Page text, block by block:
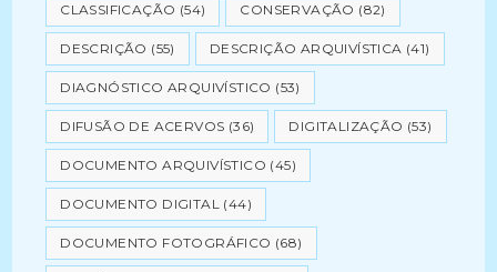
CLASSIFICAÇÃO (54) CONSERVAÇÃO (82)
DESCRIÇÃO (55) DESCRIÇÃO ARQUIVÍSTICA (41)
DIAGNÓSTICO ARQUIVÍSTICO (53)
DIFUSÃO DE ACERVOS (36) DIGITALIZAÇÃO (53)
DOCUMENTO ARQUIVÍSTICO (45)
DOCUMENTO DIGITAL (44)
DOCUMENTO FOTOGRÁFICO (68)